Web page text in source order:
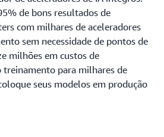
de bons resultados de
com milhares de aceleradores
sem necessidade de pontos de
milhões em custos de
treinamento para milhares de
seus modelos em produção